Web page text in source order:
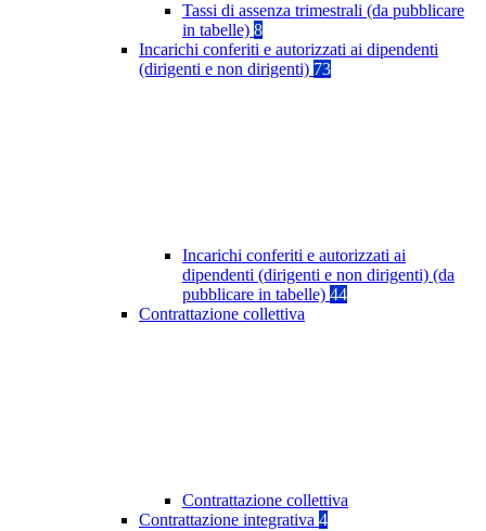
Tassi di assenza trimestrali (da pubblicare
in tabelle) 8
Incarichi conferiti e autorizzati ai dipendenti
(dirigenti e non dirigenti) 73
Incarichi conferiti e autorizzati ai
dipendenti (dirigenti e non dirigenti) (da
pubblicare in tabelle) 44
Contrattazione collettiva
Contrattazione collettiva
Contrattazione integrativa 4